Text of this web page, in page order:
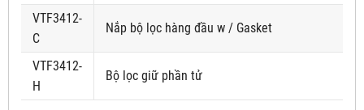
VTF3412-
C
Nắp bộ lọc hàng đầu w / Gasket
VTF3412-
H
Bộ lọc giữ phần tử